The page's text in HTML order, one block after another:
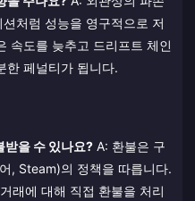
처럼 성능을 영구적으로 저
속도를 늦추고 드리프트 체인
한 페널티가 됩니다.
받을 수 있나요? A: 환불은 구
, Steam)의 정책을 따릅니다.
래에 대해 직접 환불을 처리